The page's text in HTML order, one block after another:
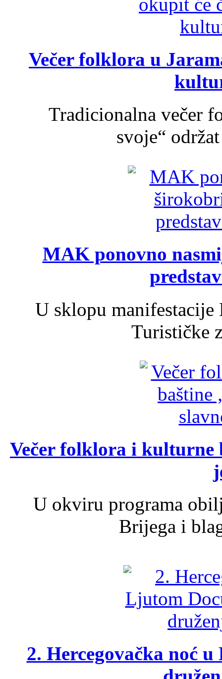
Večer folklora u
Tradicionalna večer
svoje“
MAK ponovno
U sklopu
Turističke
Večer folklora i kulturne
U okviru programa
Brijega i
2. Hercegovačka noć